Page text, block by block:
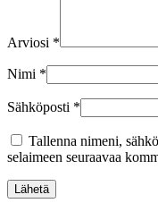
Arviosi *
Nimi *
Sähköposti *
Tallenna nimeni,
selaimeen seuraavaa
Lähetä